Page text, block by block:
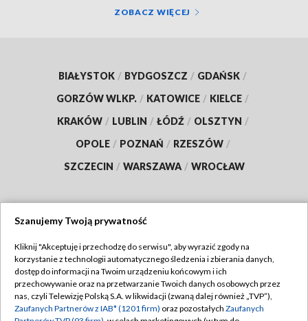
ZOBACZ WIĘCEJ
BIAŁYSTOK / BYDGOSZCZ / GDAŃSK /
GORZÓW WLKP. / KATOWICE / KIELCE /
KRAKÓW / LUBLIN / ŁÓDŹ / OLSZTYN /
OPOLE / POZNAŃ / RZESZÓW /
SZCZECIN / WARSZAWA / WROCŁAW
TVP
Abonament TVP
Emisja w TVP
Regulamin TVP
Polityka prywatności
Szanujemy Twoją prywatność
Kliknij "Akceptuję i przechodzę do serwisu", aby wyrazić zgody na
korzystanie z technologii automatycznego śledzenia i zbierania danych,
dostęp do informacji na Twoim urządzeniu końcowym i ich
przechowywanie oraz na przetwarzanie Twoich danych osobowych przez
nas, czyli Telewizję Polską S.A. w likwidacji (zwaną dalej również „TVP”),
Zaufanych Partnerów z IAB* (1201 firm) oraz pozostałych Zaufanych